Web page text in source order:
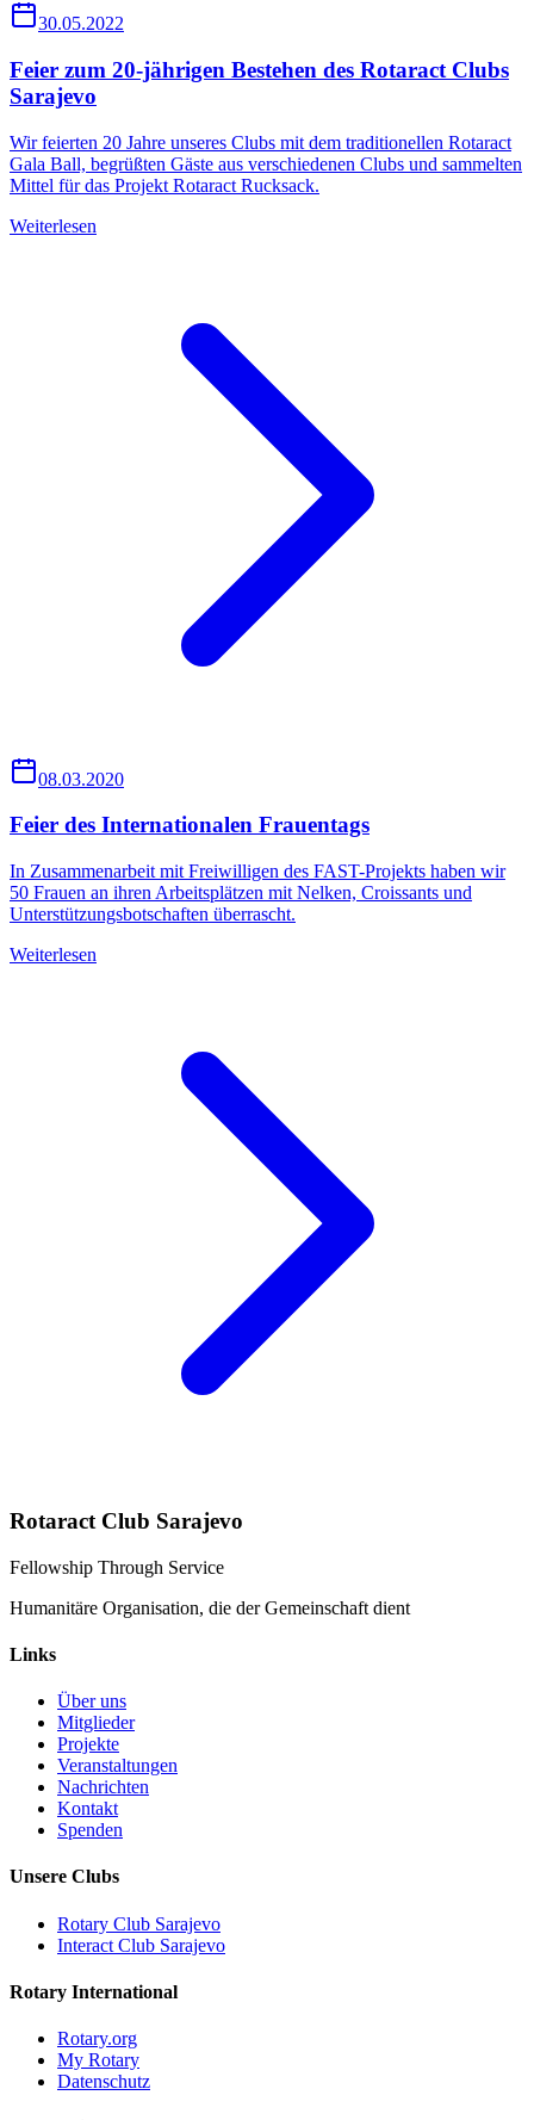
30.05.2022
Feier zum 20-jährigen Bestehen des Rotaract Clubs
Sarajevo
Wir feierten 20 Jahre unseres Clubs mit dem traditionellen Rotaract
Gala Ball, begrüßten Gäste aus verschiedenen Clubs und sammelten
Mittel für das Projekt Rotaract Rucksack.
Weiterlesen
08.03.2020
Feier des Internationalen Frauentags
In Zusammenarbeit mit Freiwilligen des FAST-Projekts haben wir
50 Frauen an ihren Arbeitsplätzen mit Nelken, Croissants und
Unterstützungsbotschaften überrascht.
Weiterlesen
Rotaract Club Sarajevo
Fellowship Through Service
Humanitäre Organisation, die der Gemeinschaft dient
Links
Über uns
Mitglieder
Projekte
Veranstaltungen
Nachrichten
Kontakt
Spenden
Unsere Clubs
Rotary Club Sarajevo
Interact Club Sarajevo
Rotary International
Rotary.org
My Rotary
Datenschutz